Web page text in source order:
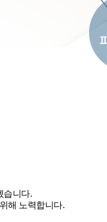
습니다.
해 노력합니다.